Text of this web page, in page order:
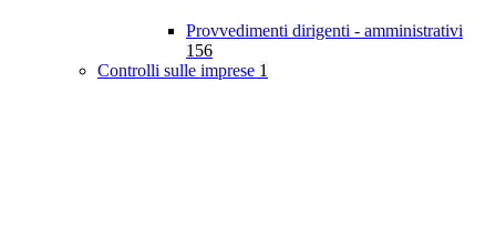
Provvedimenti dirigenti - amministrativi
156
Controlli sulle imprese 1